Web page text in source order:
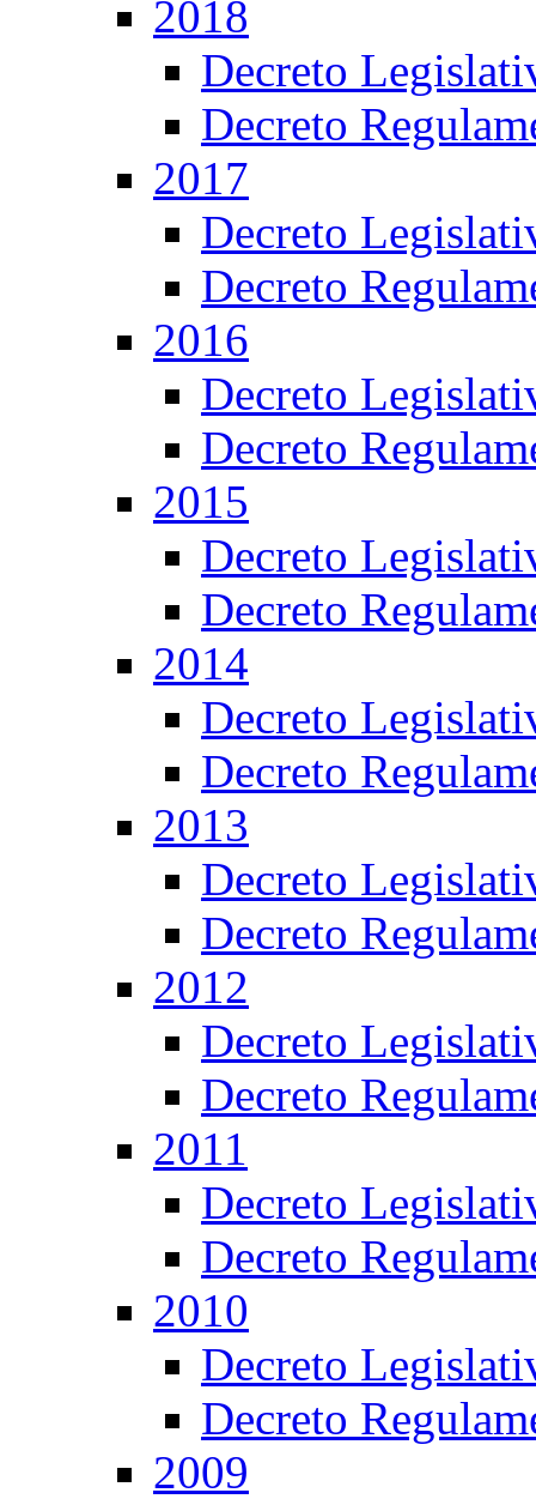
2018
Decreto
Decreto
2017
Decreto
Decreto
2016
Decreto
Decreto
2015
Decreto
Decreto
2014
Decreto
Decreto
2013
Decreto
Decreto
2012
Decreto
Decreto
2011
Decreto
Decreto
2010
Decreto
Decreto
2009